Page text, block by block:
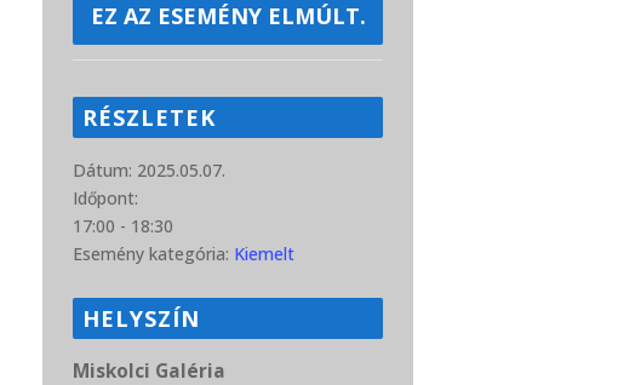
EZ AZ ESEMÉNY ELMÚLT.
RÉSZLETEK
Dátum: 2025.05.07.
Időpont:
17:00 - 18:30
Esemény kategória: Kiemelt
HELYSZÍN
Miskolci Galéria